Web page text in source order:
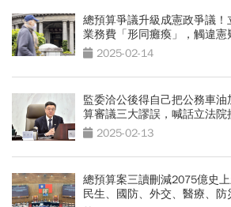
總預算爭議升級成憲政爭議！
業務費「形同癱瘓」，觸違憲
2025-02-14
監委洽公後得自己把公務車
算審議三大謬誤，喊話立法院
2025-02-13
總預算案三讀刪減2075億史
民生、國防、外交、醫療、